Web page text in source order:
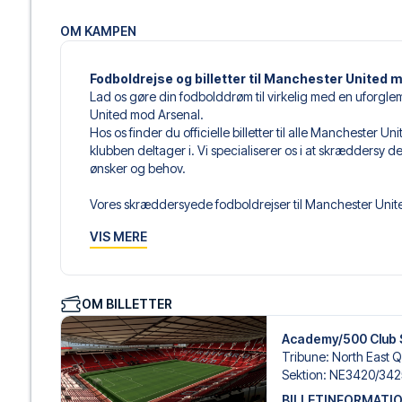
OM KAMPEN
Fodboldrejse og billetter til Manchester United
Lad os gøre din fodbolddrøm til virkelig med en
United mod Arsenal.
Hos os finder du officielle billetter til alle Manchester
klubben deltager i. Vi specialiserer os i at skræddersy
ønsker og behov.
Vores skræddersyede fodboldrejser til Manchester
udvalg af fodboldbilletter, udvalgte hotel til enhver
Når du vælger din billettype, kan du se i hvilken
eksempelvis være loungeadgang og/eller mad og
du vælger billettypen, og på dine rejsedokumenter.
Vi tilbyder et bredt udvalg af håndplukkede hoteller i
Fra luksuriøse 5-stjernede hoteller til charmerende
VIS MERE
OM BILLETTER
Academy/500 Club
Tribune: North East
Sektion: NE3420/​